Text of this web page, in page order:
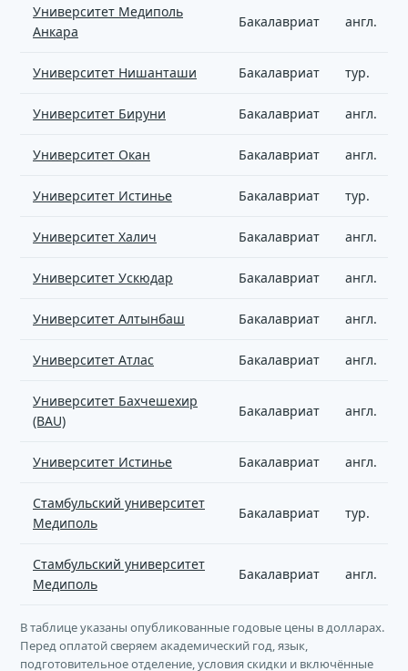
Университет Медиполь
Анкара
Бакалавриат англ.
Университет Нишанташи Бакалавриат тур.
Университет Бируни Бакалавриат англ.
Университет Окан Бакалавриат англ.
Университет Истинье Бакалавриат тур.
Университет Халич Бакалавриат англ.
Университет Ускюдар Бакалавриат англ.
Университет Алтынбаш Бакалавриат англ.
Университет Атлас Бакалавриат англ.
Университет Бахчешехир
(BAU)
Бакалавриат англ.
Университет Истинье Бакалавриат англ.
Стамбульский университет
Медиполь
Бакалавриат тур.
Стамбульский университет
Медиполь
Бакалавриат англ.
В таблице указаны опубликованные годовые цены в долларах.
Перед оплатой сверяем академический год, язык,
подготовительное отделение, условия скидки и включённые